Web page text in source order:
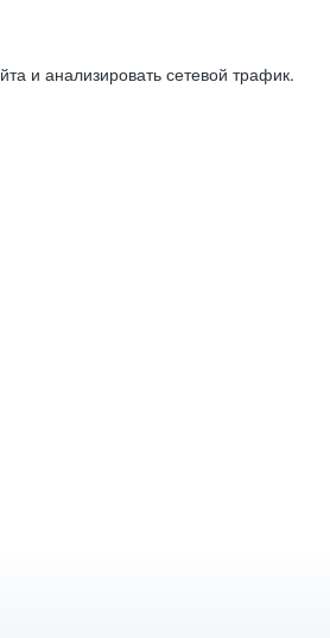
и анализировать сетевой трафик.